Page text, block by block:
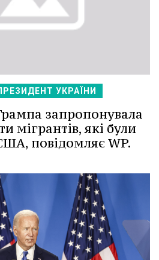
УКРАЇНИ
запропонувала
мігрантів, які були
повідомляє WP.